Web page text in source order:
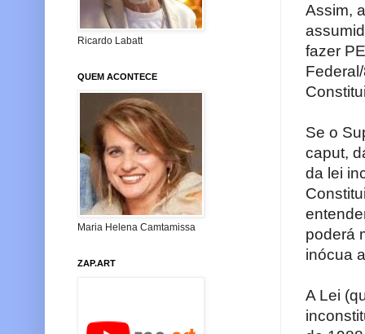
Assim,
fazer
Se o
caput,
da lei
poderá
inócua
A Lei
Ricardo Labatt
QUEM ACONTECE
Maria Helena Camtamissa
ZAP.ART